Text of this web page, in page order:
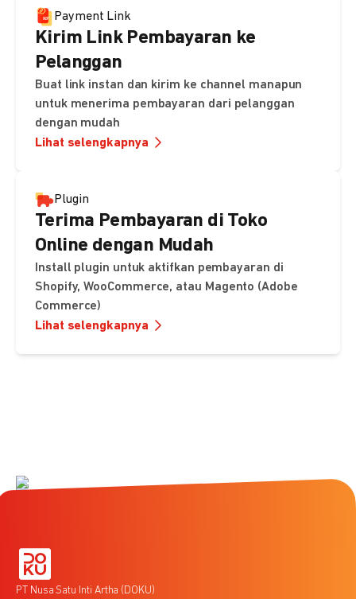
Payment Link
Kirim Link Pembayaran ke
Pelanggan
Buat link instan dan kirim ke channel manapun
untuk menerima pembayaran dari pelanggan
dengan mudah
Lihat selengkapnya
Plugin
Terima Pembayaran di Toko
Online dengan Mudah
Install plugin untuk aktifkan pembayaran di
Shopify, WooCommerce, atau Magento (Adobe
Commerce)
Lihat selengkapnya
PT Nusa Satu Inti Artha (DOKU)